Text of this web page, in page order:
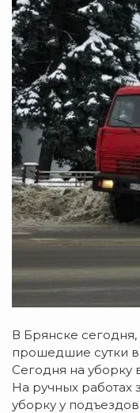
В Брянске
прошедшие сутки
Сегодня на уборку
На ручных работах
уборку у